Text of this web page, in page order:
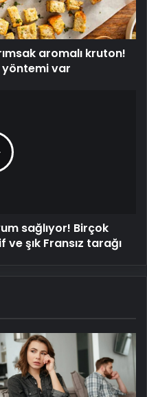
aromalı kruton!
yöntemi var
sağlıyor! Birçok
şık Fransız tarağı